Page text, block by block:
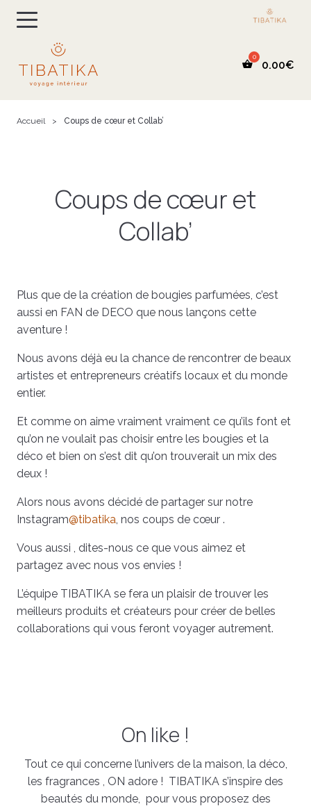
0.00€
Accueil > Coups de cœur et Collab’
Coups de cœur et
Collab’
Plus que de la création de bougies parfumées, c’est
aussi en FAN de DECO que nous lançons cette
aventure !
Nous avons déjà eu la chance de rencontrer de beaux
artistes et entrepreneurs créatifs locaux et du monde
entier.
Et comme on aime vraiment vraiment ce qu’ils font et
qu’on ne voulait pas choisir entre les bougies et la
déco et bien on s’est dit qu’on trouverait un mix des
deux !
Alors nous avons décidé de partager sur notre
Instagram@tibatika, nos coups de cœur .
Vous aussi , dites-nous ce que vous aimez et
partagez avec nous vos envies !
L’équipe TIBATIKA se fera un plaisir de trouver les
meilleurs produits et créateurs pour créer de belles
collaborations qui vous feront voyager autrement.
On like !
Tout ce qui concerne l’univers de la maison, la déco,
les fragrances , ON adore ! TIBATIKA s’inspire des
beautés du monde, pour vous proposez des